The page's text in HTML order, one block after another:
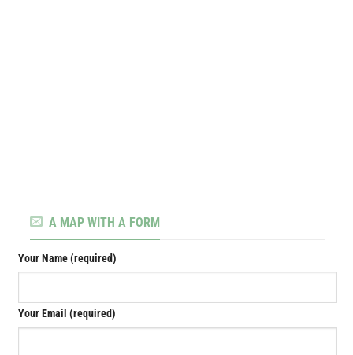
A MAP WITH A FORM
Your Name (required)
Your Email (required)